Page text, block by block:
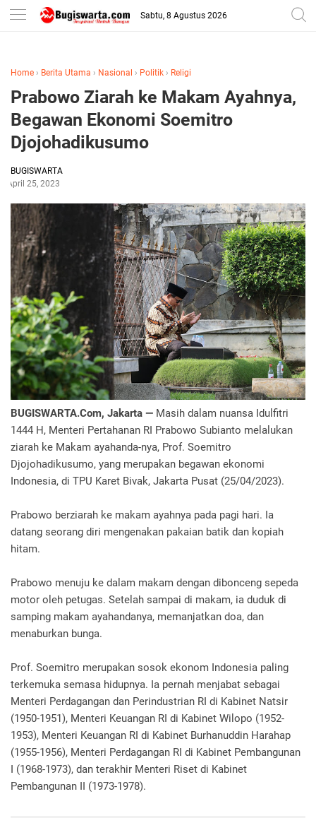
-->
Sabtu, 8 Agustus 2026
Home › Berita Utama › Nasional › Politik › Religi
Prabowo Ziarah ke Makam Ayahnya,
Begawan Ekonomi Soemitro
Djojohadikusumo
BUGISWARTA
April 25, 2023
BUGISWARTA.Com, Jakarta — Masih dalam nuansa Idulfitri
1444 H, Menteri Pertahanan RI Prabowo Subianto melalukan
ziarah ke Makam ayahanda-nya, Prof. Soemitro
Djojohadikusumo, yang merupakan begawan ekonomi
Indonesia, di TPU Karet Bivak, Jakarta Pusat (25/04/2023).
Prabowo berziarah ke makam ayahnya pada pagi hari. Ia
datang seorang diri mengenakan pakaian batik dan kopiah
hitam.
Prabowo menuju ke dalam makam dengan dibonceng sepeda
motor oleh petugas. Setelah sampai di makam, ia duduk di
samping makam ayahandanya, memanjatkan doa, dan
menaburkan bunga.
Prof. Soemitro merupakan sosok ekonom Indonesia paling
terkemuka semasa hidupnya. Ia pernah menjabat sebagai
Menteri Perdagangan dan Perindustrian RI di Kabinet Natsir
(1950-1951), Menteri Keuangan RI di Kabinet Wilopo (1952-
1953), Menteri Keuangan RI di Kabinet Burhanuddin Harahap
(1955-1956), Menteri Perdagangan RI di Kabinet Pembangunan
I (1968-1973), dan terakhir Menteri Riset di Kabinet
Pembangunan II (1973-1978).